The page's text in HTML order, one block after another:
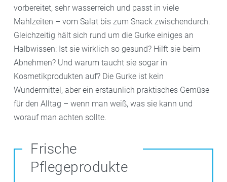
vorbereitet, sehr wasserreich und passt in viele
Mahlzeiten – vom Salat bis zum Snack zwischendurch.
Gleichzeitig hält sich rund um die Gurke einiges an
Halbwissen: Ist sie wirklich so gesund? Hilft sie beim
Abnehmen? Und warum taucht sie sogar in
Kosmetikprodukten auf? Die Gurke ist kein
Wundermittel, aber ein erstaunlich praktisches Gemüse
für den Alltag – wenn man weiß, was sie kann und
worauf man achten sollte.
Frische
Pflegeprodukte